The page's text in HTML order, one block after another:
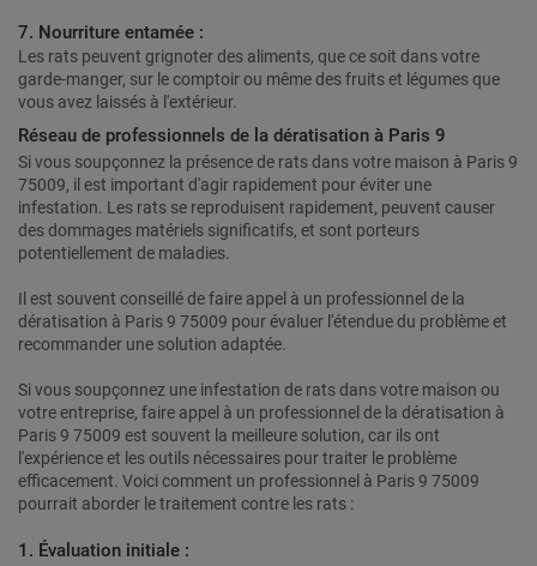
7. Nourriture entamée :
Les rats peuvent grignoter des aliments, que ce soit dans votre
garde-manger, sur le comptoir ou même des fruits et légumes que
vous avez laissés à l'extérieur.
Réseau de professionnels de la dératisation à Paris 9
Si vous soupçonnez la présence de rats dans votre maison à Paris 9
75009, il est important d'agir rapidement pour éviter une
infestation. Les rats se reproduisent rapidement, peuvent causer
des dommages matériels significatifs, et sont porteurs
potentiellement de maladies.
Il est souvent conseillé de faire appel à un professionnel de la
dératisation à Paris 9 75009 pour évaluer l'étendue du problème et
recommander une solution adaptée.
Si vous soupçonnez une infestation de rats dans votre maison ou
votre entreprise, faire appel à un professionnel de la dératisation à
Paris 9 75009 est souvent la meilleure solution, car ils ont
l'expérience et les outils nécessaires pour traiter le problème
efficacement. Voici comment un professionnel à Paris 9 75009
pourrait aborder le traitement contre les rats :
1. Évaluation initiale :